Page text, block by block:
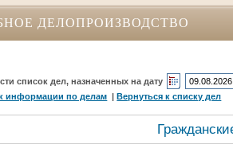
ДЕЛОПРОИЗВОДСТВО
список дел, назначенных на дату
информации по делам |Вернуться к списку дел